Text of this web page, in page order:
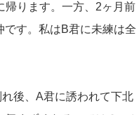
帰ります。一方、2ヶ月前
す。私はB君に未練は全
後、A君に誘われて下北